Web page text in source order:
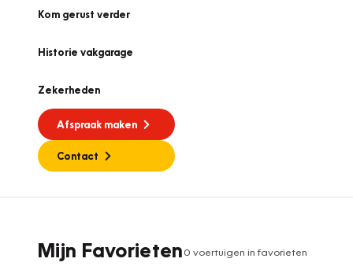
Kom gerust verder
Historie vakgarage
Zekerheden
Afspraak maken
Contact
Mijn Favorieten0 voertuigen in favorieten